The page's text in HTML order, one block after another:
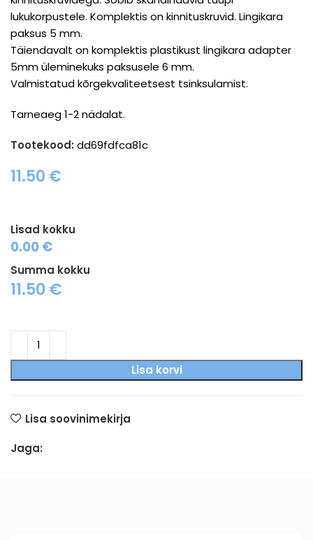
lukukorpustele. Komplektis on kinnituskruvid. Lingikara
paksus 5 mm.
Täiendavalt on komplektis plastikust lingikara adapter
5mm üleminekuks paksusele 6 mm.
Valmistatud kõrgekvaliteetsest tsinksulamist.
Tarneaeg 1-2 nädalat.
Tootekood: dd69fdfca81c
11.50 €
Lisad kokku
0.00 €
Summa kokku
11.50€
Lisa korvi
Lisa soovinimekirja
Jaga: